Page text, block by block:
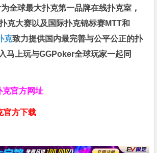
全球最大扑克第一品牌在线扑克室，
克大赛以及国际扑克锦标赛MTT和
克致力提供国内最完善与公平公正的扑
马上玩与GGPoker全球玩家一起同
克官方网址
官方下载